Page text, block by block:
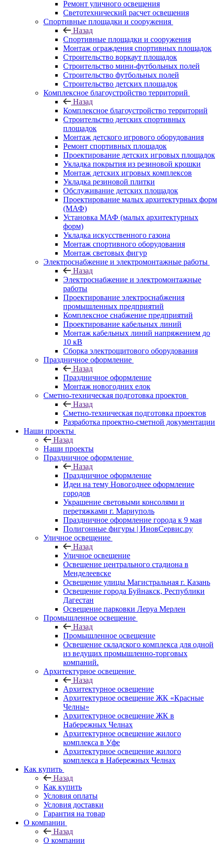
Ремонт уличного освещения
Светотехнический расчет освещения
Спортивные площадки и сооружения
Назад
Спортивные площадки и сооружения
Монтаж ограждения спортивных площадок
Строительство воркаут площадок
Строительство мини-футбольных полей
Строительство футбольных полей
Строительство детских площадок
Комплексное благоустройство территорий
Назад
Комплексное благоустройство территорий
Строительство детских спортивных
площадок
Монтаж детского игрового оборудования
Ремонт спортивных площадок
Проектирование детских игровых площадок
Укладка покрытия из резиновой крошки
Монтаж детских игровых комплексов
Укладка резиновой плитки
Обслуживание детских площадок
Проектирование малых архитектурных форм
(МАФ)
Установка МАФ (малых архитектурных
форм)
Укладка искусственного газона
Монтаж спортивного оборудования
Монтаж световых фигур
Электроснабжение и электромонтажные работы
Назад
Электроснабжение и электромонтажные
работы
Проектирование электроснабжения
промышленных предприятий
Комплексное снабжение предприятий
Проектирование кабельных линий
Монтаж кабельных линий напряжением до
10 кВ
Сборка электрощитового оборудования
Праздничное оформление
Назад
Праздничное оформление
Монтаж новогодних елок
Сметно-техническая подготовка проектов
Назад
Сметно-техническая подготовка проектов
Разработка проектно-сметной документации
Наши проекты
Назад
Наши проекты
Праздничное оформление
Назад
Праздничное оформление
Идеи на тему Новогоднее оформление
городов
Украшение световыми консолями и
перетяжками г. Мариуполь
Праздничное оформление города к 9 мая
Полигонные фигуры | ИновСервис.ру
Уличное освещение
Назад
Уличное освещение
Освещение центрального стадиона в
Менделеевске
Освещение улицы Магистральная г. Казань
Освещение города Буйнакск, Республики
Дагестан
Освещение парковки Леруа Мерлен
Промышленное освещение
Назад
Промышленное освещение
Освещение складского комплекса для одной
из ведущих промышленно-торговых
компаний.
Архитектурное освещение
Назад
Архитектурное освещение
Архитектурное освещение ЖК «Красные
Челны»
Архитектурное освещение ЖК в
Набережных Челнах
Архитектурное освещение жилого
комплекса в Уфе
Архитектурное освещение жилого
комплекса в Набережных Челнах
Как купить
Назад
Как купить
Условия оплаты
Условия доставки
Гарантия на товар
О компании
Назад
О компании